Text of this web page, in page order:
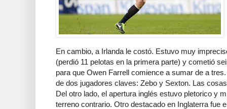
En cambio, a Irlanda le costó. Estuvo muy
(perdió 11 pelotas en la primera parte) y cometió
para que Owen Farrell comience a sumar de a
de dos jugadores claves: Zebo y Sexton. Las
Del otro lado, el apertura inglés estuvo pletorico y
terreno contrario. Otro destacado en Inglaterra fue